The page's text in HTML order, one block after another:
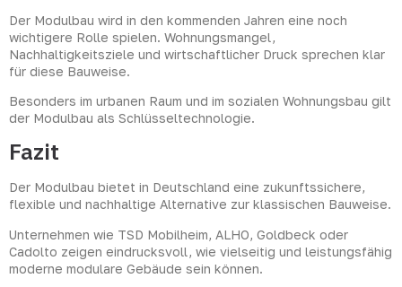
Der Modulbau wird in den kommenden Jahren eine noch
wichtigere Rolle spielen. Wohnungsmangel,
Nachhaltigkeitsziele und wirtschaftlicher Druck sprechen klar
für diese Bauweise.
Besonders im urbanen Raum und im sozialen Wohnungsbau gilt
der Modulbau als Schlüsseltechnologie.
Fazit
Der Modulbau bietet in Deutschland eine zukunftssichere,
flexible und nachhaltige Alternative zur klassischen Bauweise.
Unternehmen wie TSD Mobilheim, ALHO, Goldbeck oder
Cadolto zeigen eindrucksvoll, wie vielseitig und leistungsfähig
moderne modulare Gebäude sein können.